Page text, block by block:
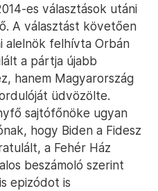
es választások utáni
A választást követően
alelnök felhívta Orbán
a pártja újabb
hanem Magyarország
üdvözölte.
sajtófőnöke ugyan
hogy Biden a Fidesz
a Fehér Ház
beszámoló szerint
epizódot is